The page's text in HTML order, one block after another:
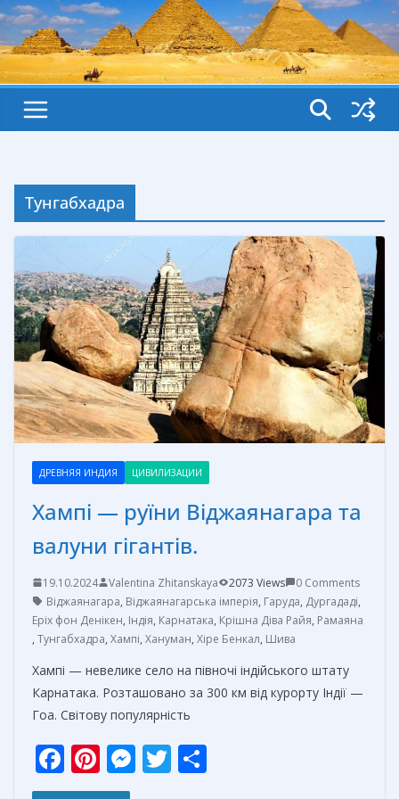
Тунгабхадра
ДРЕВНЯЯ ИНДИЯ ЦИВИЛИЗАЦИИ
Хампі — руїни Віджаянагара та
валуни гігантів.
19.10.2024 Valentina Zhitanskaya 2073 Views
0 Comments
Віджаянагара, Віджаянагарська імперія, Гаруда, Дургададі,
Еріх фон Денікен, Індія, Карнатака, Крішна Діва Райя, Рамаяна
, Тунгабхадра, Хампі, Хануман, Хіре Бенкал, Шива
Хампі — невелике село на півночі індійського штату
Карнатака. Розташовано за 300 км від курорту Індії —
Гоа. Світову популярність
F
ac
Pi
nt
M T